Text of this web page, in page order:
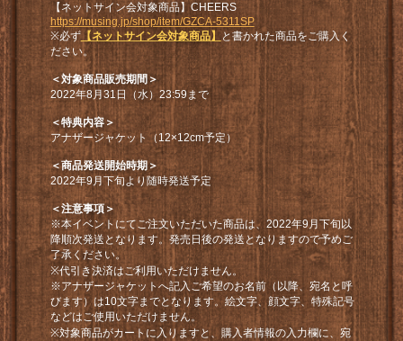
【ネットサイン会対象商品】CHEERS
https://musing.jp/shop/item/GZCA-5311SP
※必ず【ネットサイン会対象商品】と書かれた商品をご購入く
ださい。
＜対象商品販売期間＞
2022年8月31日（水）23:59まで
＜特典内容＞
アナザージャケット（12×12cm予定）
＜商品発送開始時期＞
2022年9月下旬より随時発送予定
＜注意事項＞
※本イベントにてご注文いただいた商品は、2022年9月下旬以
降順次発送となります。発売日後の発送となりますので予めご
了承ください。
※代引き決済はご利用いただけません。
※アナザージャケットへ記入ご希望のお名前（以降、宛名と呼
びます）は10文字までとなります。絵文字、顔文字、特殊記号
などはご使用いただけません。
※対象商品がカートに入りますと、購入者情報の入力欄に、宛